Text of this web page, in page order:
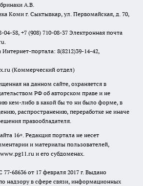
А.В.
Коми г. Сыктывкар, ул. Первомайская, д. 70,
04-58, +7 (908) 710-08-37 Электронная почта
.
портала: 8(8212)39-14-42,
(Коммерческий отдел)
на данном сайте, охраняется в
РФ об авторском праве и не
кем-либо в какой бы то ни было форме, в
распространению, переработке не иначе
правообладателя.
16+. Редакция портала не несет
и материалы пользователей,
и его субдоменах.
77-68636 от 17 февраля 2017 г. Выдано
надзору в сфере связи, информационных